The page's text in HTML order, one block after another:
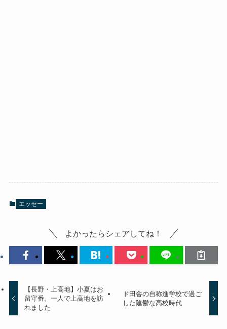
エッセー
よかったらシェアしてね！
【長野・上高地】小夏はお
留守番。一人で上高地を訪
れました
ド田舎の自称進学校で過ご
した陰鬱な高校時代